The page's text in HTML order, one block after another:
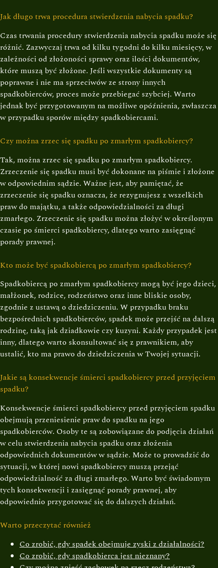
Jak długo trwa procedura stwierdzenia nabycia spadku?
Czas trwania procedury stwierdzenia nabycia spadku może się
różnić. Zazwyczaj trwa od kilku tygodni do kilku miesięcy, w
zależności od złożoności sprawy oraz ilości dokumentów,
które muszą być złożone. Jeśli wszystkie dokumenty są
poprawne i nie ma sprzeciwów ze strony innych
spadkobierców, proces może przebiegać szybciej. Warto
jednak być przygotowanym na możliwe opóźnienia, zwłaszcza
w przypadku sporów między spadkobiercami.
Czy można zrzec się spadku po zmarłym spadkobiercy?
Tak, można zrzec się spadku po zmarłym spadkobiercy.
Zrzeczenie się spadku musi być dokonane na piśmie i złożone
w odpowiednim sądzie. Ważne jest, aby pamiętać, że
zrzeczenie się spadku oznacza, że rezygnujesz z wszelkich
praw do majątku, a także odpowiedzialności za długi
zmarłego. Zrzeczenie się spadku można złożyć w określonym
czasie po śmierci spadkobiercy, dlatego warto zasięgnąć
porady prawnej.
Kto może być spadkobiercą po zmarłym spadkobiercy?
Spadkobiercą po zmarłym spadkobiercy mogą być jego dzieci,
małżonek, rodzice, rodzeństwo oraz inne bliskie osoby,
zgodnie z ustawą o dziedziczeniu. W przypadku braku
bezpośrednich spadkobierców, spadek może przejść na dalszą
rodzinę, taką jak dziadkowie czy kuzyni. Każdy przypadek jest
inny, dlatego warto skonsultować się z prawnikiem, aby
ustalić, kto ma prawo do dziedziczenia w Twojej sytuacji.
Jakie są konsekwencje śmierci spadkobiercy przed przyjęciem
spadku?
Konsekwencje śmierci spadkobiercy przed przyjęciem spadku
obejmują przeniesienie praw do spadku na jego
spadkobierców. Osoby te są zobowiązane do podjęcia działań
w celu stwierdzenia nabycia spadku oraz złożenia
odpowiednich dokumentów w sądzie. Może to prowadzić do
sytuacji, w której nowi spadkobiercy muszą przejąć
odpowiedzialność za długi zmarłego. Warto być świadomym
tych konsekwencji i zasięgnąć porady prawnej, aby
odpowiednio przygotować się do dalszych działań.
Warto przeczytać również
Co zrobić, gdy spadek obejmuje zyski z działalności?
Co zrobić, gdy spadkobierca jest nieznany?